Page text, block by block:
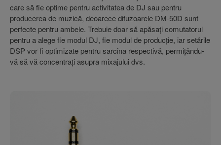
care să fie optime pentru activitatea de DJ sau pentru
producerea de muzică, deoarece difuzoarele DM-50D sunt
perfecte pentru ambele. Trebuie doar să apăsați comutatorul
pentru a alege fie modul DJ, fie modul de producție, iar setările
DSP vor fi optimizate pentru sarcina respectivă, permițându-
vă să vă concentrați asupra mixajului dvs.